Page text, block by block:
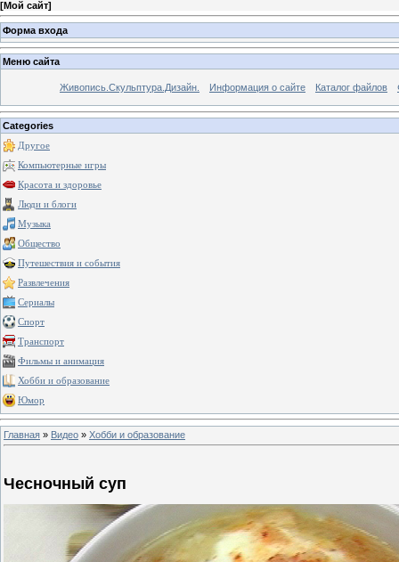
[Мой сайт]
Форма входа
Меню сайта
Живопись.Скульптура.Дизайн. Информация о сайте Каталог файлов
Categories
Другое
Компьютерные игры
Красота и здоровье
Люди и блоги
Музыка
Общество
Путешествия и события
Развлечения
Сериалы
Спорт
Транспорт
Фильмы и анимация
Хобби и образование
Юмор
Главная » Видео » Хобби и образование
Чесночный суп